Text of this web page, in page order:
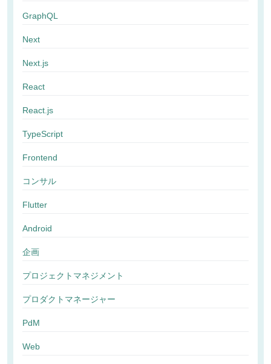
GraphQL
Next
Next.js
React
React.js
TypeScript
Frontend
コンサル
Flutter
Android
企画
プロジェクトマネジメント
プロダクトマネージャー
PdM
Web